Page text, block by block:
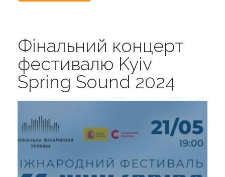
Фінальний концерт
фестивалю Kyiv
Spring Sound 2024